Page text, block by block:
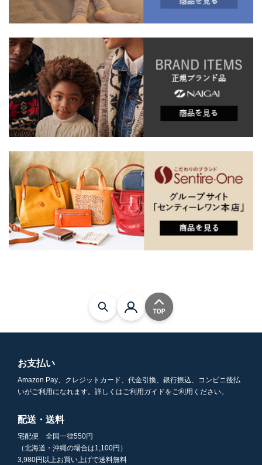
お支払い
Amazon Pay、クレジットカード、代金引換、銀行振込、コンビニ後払
いがご利用になれます。詳しくはご利用ガイドをご利用ください。
配送・送料
宅配便 全国一律550円
（北海道・沖縄の場合は1,100円）
3,980円以上お買い上げで送料無料